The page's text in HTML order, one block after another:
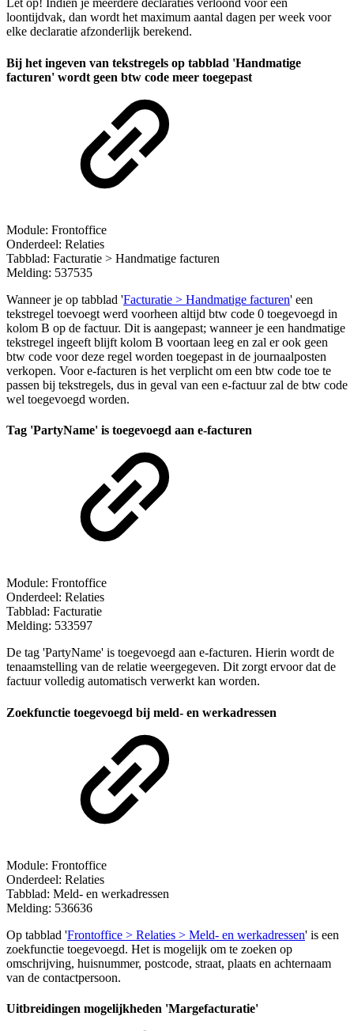
Let op! Indien je meerdere declaraties verloond voor één
loontijdvak, dan wordt het maximum aantal dagen per week voor
elke declaratie afzonderlijk berekend.
Bij het ingeven van tekstregels op tabblad 'Handmatige
facturen' wordt geen btw code meer toegepast
Module: Frontoffice
Onderdeel: Relaties
Tabblad: Facturatie > Handmatige facturen
Melding: 537535
Wanneer je op tabblad 'Facturatie > Handmatige facturen' een
tekstregel toevoegt werd voorheen altijd btw code 0 toegevoegd in
kolom B op de factuur. Dit is aangepast; wanneer je een handmatige
tekstregel ingeeft blijft kolom B voortaan leeg en zal er ook geen
btw code voor deze regel worden toegepast in de journaalposten
verkopen. Voor e-facturen is het verplicht om een btw code toe te
passen bij tekstregels, dus in geval van een e-factuur zal de btw code
wel toegevoegd worden.
Tag 'PartyName' is toegevoegd aan e-facturen
Module: Frontoffice
Onderdeel: Relaties
Tabblad: Facturatie
Melding: 533597
De tag 'PartyName' is toegevoegd aan e-facturen. Hierin wordt de
tenaamstelling van de relatie weergegeven. Dit zorgt ervoor dat de
factuur volledig automatisch verwerkt kan worden.
Zoekfunctie toegevoegd bij meld- en werkadressen
Module: Frontoffice
Onderdeel: Relaties
Tabblad: Meld- en werkadressen
Melding: 536636
Op tabblad 'Frontoffice > Relaties > Meld- en werkadressen' is een
zoekfunctie toegevoegd. Het is mogelijk om te zoeken op
omschrijving, huisnummer, postcode, straat, plaats en achternaam
van de contactpersoon.
Uitbreidingen mogelijkheden 'Margefacturatie'